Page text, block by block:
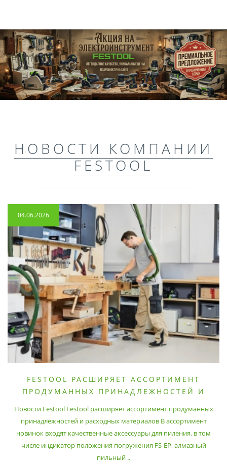
НОВОСТИ КОМПАНИИ
FESTOOL
04.06.2026
FESTOOL РАСШИРЯЕТ АССОРТИМЕНТ
ПРОДУМАННЫХ ПРИНАДЛЕЖНОСТЕЙ И
Новости Festool Festool расширяет ассортимент продуманных
принадлежностей и расходных материалов В ассортимент
новинок входят качественные аксессуары для пиления, в том
числе индикатор положения погружения FS-EP, алмазный
пильный ..